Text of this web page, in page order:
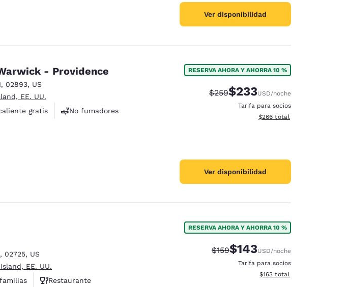
Ver disponibilidad
- Providence
, 02893, US
EE. UU.
gratis
No fumadores
1776 reseñas
RESERVA AHORA Y AHORRA 10 %
Precio tachado:
$259Precio con descuento:
$233USD/noche
Tarifa para socios
Ver detalles del total
$266 total
Ver disponibilidad
, 02725, US
EE. UU.
Restaurante
RESERVA AHORA Y AHORRA 10 %
Precio tachado:
$159Precio con descuento:
$143USD/noche
Tarifa para socios
Ver detalles del total
$163 total